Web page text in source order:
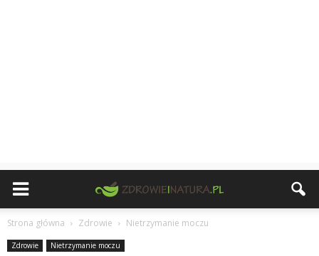
Strona główna Zdrowie Nietrzymanie moczu
Zdrowie Nietrzymanie moczu